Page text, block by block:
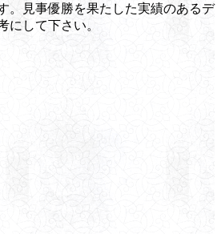
。見事優勝を果たした実績のあるデ
にして下さい。